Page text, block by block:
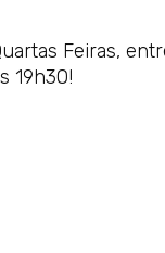
Feiras,
19h30!